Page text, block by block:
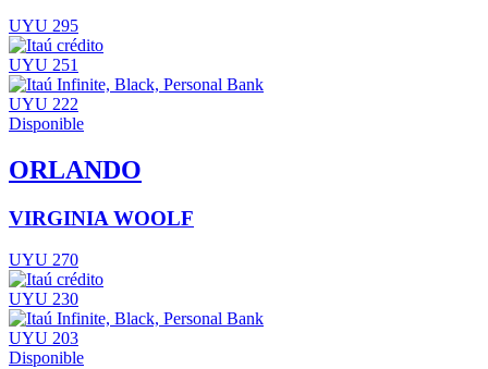
UYU 295
UYU 251
UYU 222
Disponible
ORLANDO
VIRGINIA WOOLF
UYU 270
UYU 230
UYU 203
Disponible